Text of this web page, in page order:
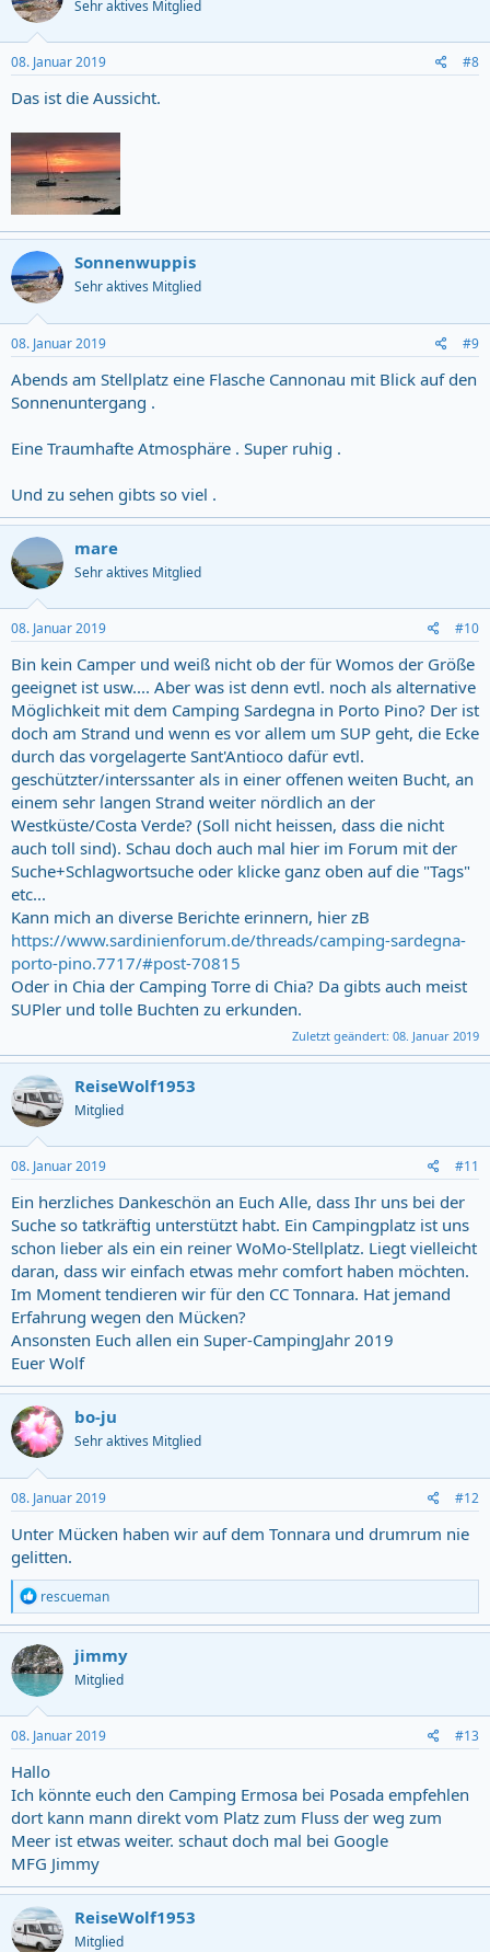
Sehr aktives Mitglied
08. Januar 2019 #8
Das ist die Aussicht.
Sonnenwuppis
Sehr aktives Mitglied
08. Januar 2019 #9
Abends am Stellplatz eine Flasche Cannonau mit Blick auf den
Sonnenuntergang .
Eine Traumhafte Atmosphäre . Super ruhig .
Und zu sehen gibts so viel .
mare
Sehr aktives Mitglied
08. Januar 2019 #10
Bin kein Camper und weiß nicht ob der für Womos der Größe
geeignet ist usw.... Aber was ist denn evtl. noch als alternative
Möglichkeit mit dem Camping Sardegna in Porto Pino? Der ist
doch am Strand und wenn es vor allem um SUP geht, die Ecke
durch das vorgelagerte Sant'Antioco dafür evtl.
geschützter/interssanter als in einer offenen weiten Bucht, an
einem sehr langen Strand weiter nördlich an der
Westküste/Costa Verde? (Soll nicht heissen, dass die nicht
auch toll sind). Schau doch auch mal hier im Forum mit der
Suche+Schlagwortsuche oder klicke ganz oben auf die "Tags"
etc...
Kann mich an diverse Berichte erinnern, hier zB
https://www.sardinienforum.de/threads/camping-sardegna-
porto-pino.7717/#post-70815
Oder in Chia der Camping Torre di Chia? Da gibts auch meist
SUPler und tolle Buchten zu erkunden.
Zuletzt geändert: 08. Januar 2019
ReiseWolf1953
Mitglied
08. Januar 2019 #11
Ein herzliches Dankeschön an Euch Alle, dass Ihr uns bei der
Suche so tatkräftig unterstützt habt. Ein Campingplatz ist uns
schon lieber als ein ein reiner WoMo-Stellplatz. Liegt vielleicht
daran, dass wir einfach etwas mehr comfort haben möchten.
Im Moment tendieren wir für den CC Tonnara. Hat jemand
Erfahrung wegen den Mücken?
Ansonsten Euch allen ein Super-CampingJahr 2019
Euer Wolf
bo-ju
Sehr aktives Mitglied
08. Januar 2019 #12
Unter Mücken haben wir auf dem Tonnara und drumrum nie
gelitten.
R
e
a
c
t
i
o
n
s
:
rescueman
jimmy
Mitglied
08. Januar 2019 #13
Hallo
Ich könnte euch den Camping Ermosa bei Posada empfehlen
dort kann mann direkt vom Platz zum Fluss der weg zum
Meer ist etwas weiter. schaut doch mal bei Google
MFG Jimmy
ReiseWolf1953
Mitglied